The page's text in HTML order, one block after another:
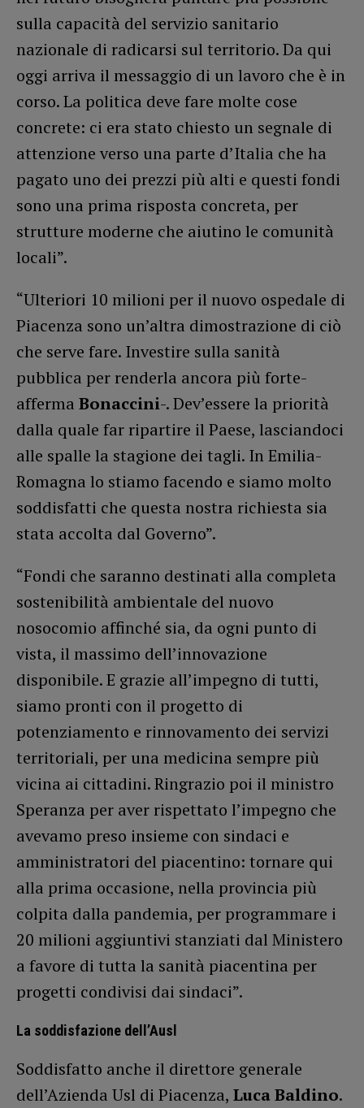
sulla capacità del servizio sanitario
nazionale di radicarsi sul territorio. Da qui
oggi arriva il messaggio di un lavoro che è in
corso. La politica deve fare molte cose
concrete: ci era stato chiesto un segnale di
attenzione verso una parte d’Italia che ha
pagato uno dei prezzi più alti e questi fondi
sono una prima risposta concreta, per
strutture moderne che aiutino le comunità
locali”.
“Ulteriori 10 milioni per il nuovo ospedale di
Piacenza sono un’altra dimostrazione di ciò
che serve fare. Investire sulla sanità
pubblica per renderla ancora più forte-
afferma Bonaccini-. Dev’essere la priorità
dalla quale far ripartire il Paese, lasciandoci
alle spalle la stagione dei tagli. In Emilia-
Romagna lo stiamo facendo e siamo molto
soddisfatti che questa nostra richiesta sia
stata accolta dal Governo”.
“Fondi che saranno destinati alla completa
sostenibilità ambientale del nuovo
nosocomio affinché sia, da ogni punto di
vista, il massimo dell’innovazione
disponibile. E grazie all’impegno di tutti,
siamo pronti con il progetto di
potenziamento e rinnovamento dei servizi
territoriali, per una medicina sempre più
vicina ai cittadini. Ringrazio poi il ministro
Speranza per aver rispettato l’impegno che
avevamo preso insieme con sindaci e
amministratori del piacentino: tornare qui
alla prima occasione, nella provincia più
colpita dalla pandemia, per programmare i
20 milioni aggiuntivi stanziati dal Ministero
a favore di tutta la sanità piacentina per
progetti condivisi dai sindaci”.
La soddisfazione dell’Ausl
Soddisfatto anche il direttore generale
dell’Azienda Usl di Piacenza, Luca Baldino.